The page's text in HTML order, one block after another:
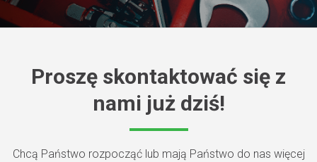
Proszę skontaktować się z
nami już dziś!
Chcą Państwo rozpocząć lub mają Państwo do nas więcej